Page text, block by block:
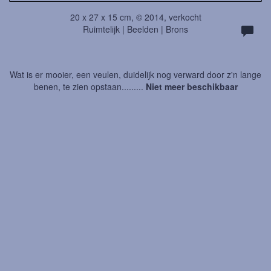
20 x 27 x 15 cm, © 2014, verkocht
Ruimtelijk | Beelden | Brons
Wat is er mooier, een veulen, duidelijk nog verward door z'n lange
benen, te zien opstaan......... Niet meer beschikbaar